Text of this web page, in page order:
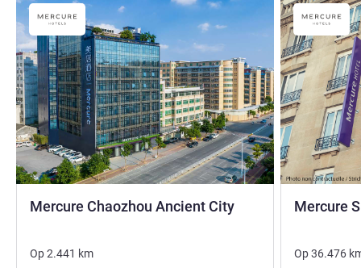
Mercure Chaozhou Ancient City4 sterren
Op2.441 km
Mercure
Op36.476